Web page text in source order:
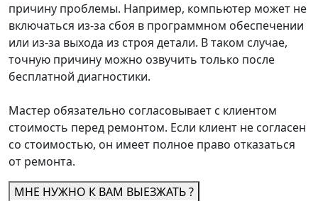
причину проблемы. Например, компьютер может не
включаться из-за сбоя в программном обеспечении
или из-за выхода из строя детали. В таком случае,
точную причину можно озвучить только после
бесплатной диагностики.
Мастер обязательно согласовывает с клиентом
стоимость перед ремонтом. Если клиент не согласен
со стоимостью, он имеет полное право отказаться
от ремонта.
МНЕ НУЖНО К ВАМ ВЫЕЗЖАТЬ ?